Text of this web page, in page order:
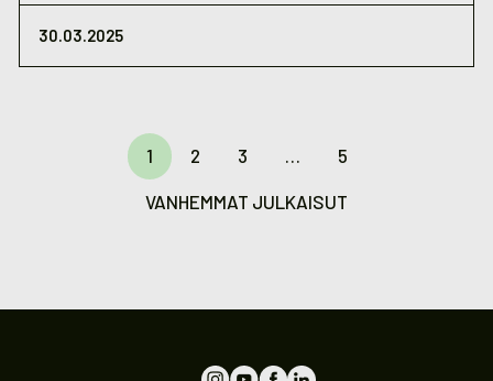
30.03.2025
1 2 3 … 5
VANHEMMAT JULKAISUT